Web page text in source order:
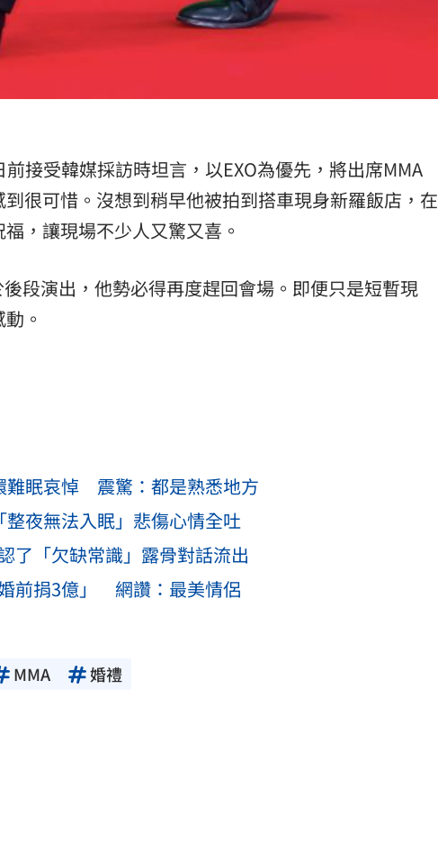
接受韓媒採訪時坦言，以EXO為優先，將出席MMA
很可惜。沒想到稍早他被拍到搭車現身新羅飯店，在
，讓現場不少人又驚又喜。
段演出，他勢必得再度趕回會場。即便只是短暫現
。
難眠哀悼 震驚：都是熟悉地方
夜無法入眠」悲傷心情全吐
了「欠缺常識」露骨對話流出
前捐3億」 網讚：最美情侶
MMA 婚禮